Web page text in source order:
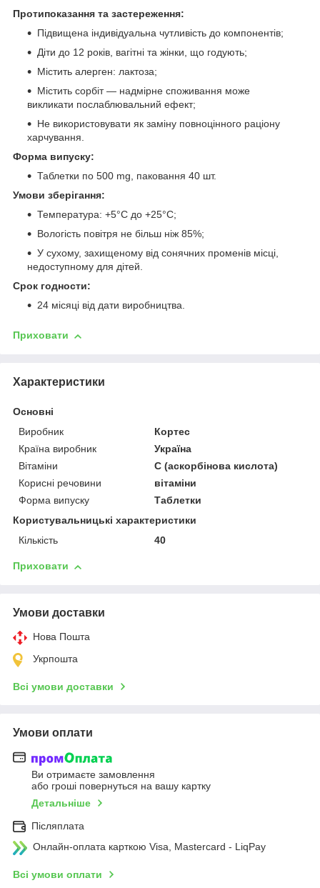
Протипоказання та застереження:
Підвищена індивідуальна чутливість до компонентів;
Діти до 12 років, вагітні та жінки, що годують;
Містить алерген: лактоза;
Містить сорбіт — надмірне споживання може
викликати послаблювальний ефект;
Не використовувати як заміну повноцінного раціону
харчування.
Форма випуску:
Таблетки по 500 mg, паковання 40 шт.
Умови зберігання:
Температура: +5°С до +25°С;
Вологість повітря не більш ніж 85%;
У сухому, захищеному від сонячних променів місці,
недоступному для дітей.
Срок годности:
24 місяці від дати виробництва.
Приховати
Характеристики
Основні
Виробник
Кортес
Країна виробник
Україна
Вітаміни
С (аскорбінова кислота)
Корисні речовини
вітаміни
Форма випуску
Таблетки
Користувальницькі характеристики
Кількість
40
Приховати
Умови доставки
Нова Пошта
Укрпошта
Всі умови доставки
Умови оплати
Ви отримаєте замовлення
або гроші повернуться на вашу картку
Детальніше
Післяплата
Онлайн-оплата карткою Visa, Mastercard - LiqPay
Всі умови оплати